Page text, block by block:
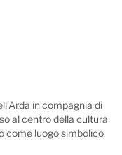
in compagnia di
al centro della cultura
come luogo simbolico